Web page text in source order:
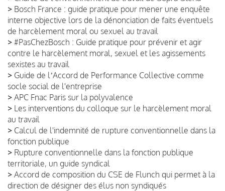
> Bosch France : guide pratique pour mener une enquête
interne objective lors de la dénonciation de faits éventuels
de harcèlement moral ou sexuel au travail
> #PasChezBosch : Guide pratique pour prévenir et agir
contre le harcèlement moral, sexuel et les agissements
sexistes au travail
> Guide de lʼAccord de Performance Collective comme
socle social de l'entreprise
> APC Fnac Paris sur la polyvalence
> Les interventions du colloque sur le harcèlement moral
au travail
> Calcul de l'indemnité de rupture conventionnelle dans la
fonction publique
> Rupture conventionnelle dans la fonction publique
territoriale, un guide syndical
> Accord de composition du CSE de Flunch qui permet à la
direction de désigner des élus non syndiqués